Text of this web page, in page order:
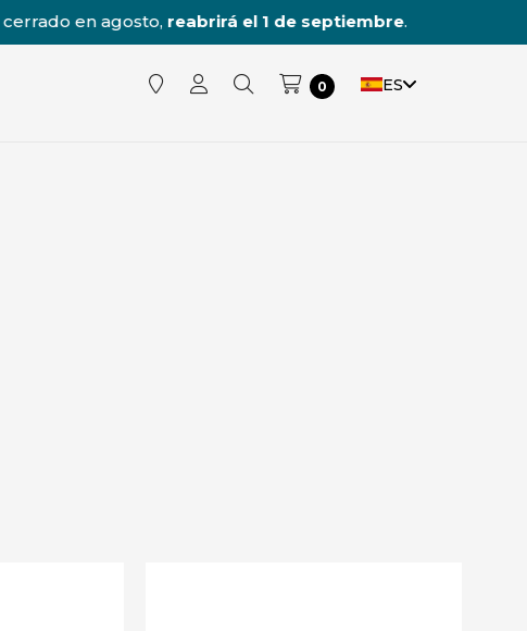
reabrirá el 1 de septiembre .
0 ES